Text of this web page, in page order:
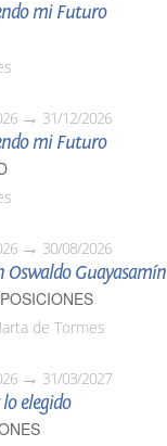
mi Futuro
31/12/2026
mi Futuro
30/08/2026
Oswaldo Guayasamín
de Tormes
31/03/2027
elegido